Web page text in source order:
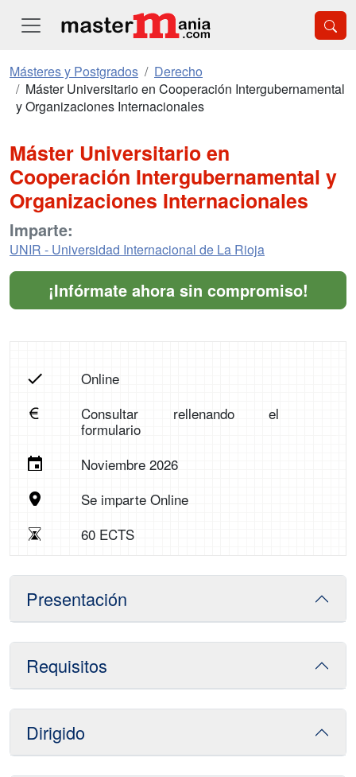
Másteres y Postgrados
Derecho
Máster Universitario en Cooperación Intergubernamental
y Organizaciones Internacionales
Máster Universitario en
Cooperación Intergubernamental y
Organizaciones Internacionales
Imparte:
UNIR - Universidad Internacional de La Rioja
¡Infórmate ahora sin compromiso!
Online
Consultar rellenando el
formulario
Noviembre 2026
Se imparte Online
60 ECTS
Presentación
Requisitos
Dirigido